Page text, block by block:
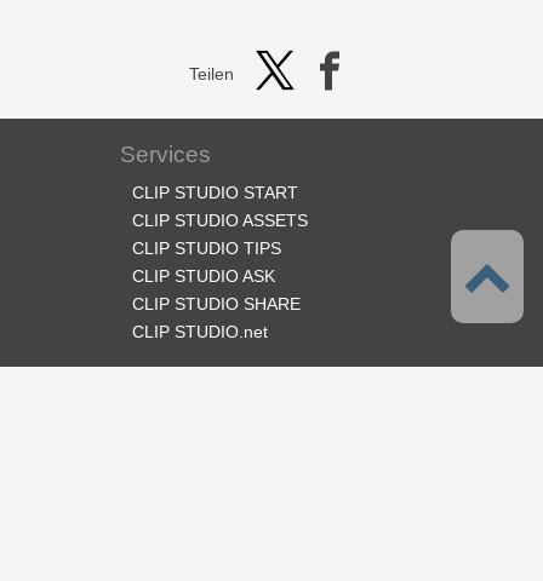
Teilen
Services
CLIP STUDIO START
CLIP STUDIO ASSETS
CLIP STUDIO TIPS
CLIP STUDIO ASK
CLIP STUDIO SHARE
CLIP STUDIO.net